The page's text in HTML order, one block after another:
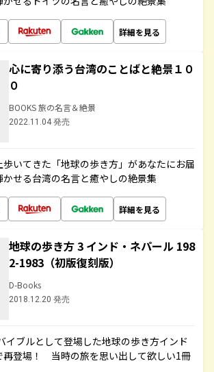
詳細を見る
心に寄り添う台湾のことばと絶景１０
０
BOOKS 旅の名言＆絶景
2022.11.04 発売
いてきた「地球の歩き方」があなたにお届
かせる台湾の名言と癒やしの絶景集
詳細を見る
地球の歩き方 3 インド・ネパール 198
2-1983（初版復刻版）
D-Books
2018.12.20 発売
イブルとして登場した地球の歩き方インド
再登場！ 当時の旅を思い出して欲しい1冊